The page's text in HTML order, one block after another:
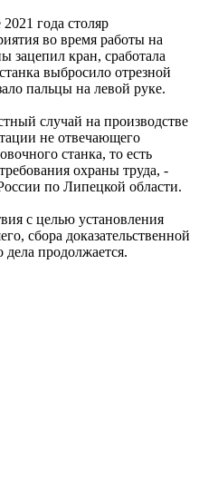
года столяр
во время работы на
зацепил кран, сработала
выбросило отрезной
пальцы на левой руке.
случай на производстве
не отвечающего
станка, то есть
охраны труда, -
по Липецкой области.
с целью установления
сбора доказательственной
дела продолжается.